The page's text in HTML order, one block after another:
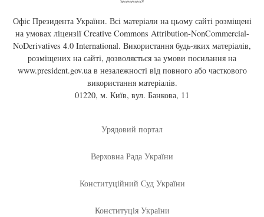
Офіс Президента України. Всі матеріали на цьому сайті розміщені
на умовах ліцензії Creative Commons Attribution-NonCommercial-
NoDerivatives 4.0 International. Використання будь-яких матеріалів,
розміщених на сайті, дозволяється за умови посилання на
www.president.gov.uaв незалежності від повного або часткового
використання матеріалів.
01220, м. Київ, вул. Банкова, 11
Урядовий портал
Верховна Рада України
Конституційний Суд України
Конституція України